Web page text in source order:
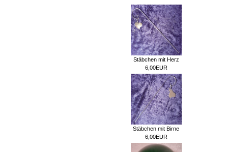
Stäbchen mit Herz
6,00EUR
Stäbchen mit Birne
6,00EUR